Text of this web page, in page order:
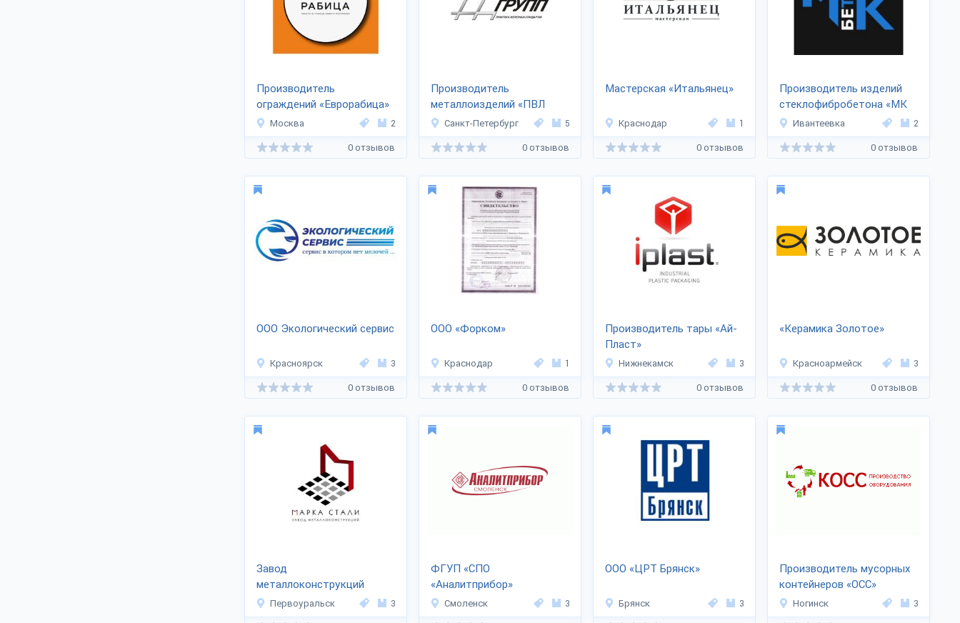
Производитель
ограждений «Еврорабица»
Москва 2
0 отзывов
Производитель
металлоизделий «ПВЛ
-ГРУПП»
Санкт-Петербург 5
0 отзывов
Мастерская «Итальянец»
Краснодар 1
0 отзывов
Производитель изделий
стеклофибробетона «МК
Бетон»
Ивантеевка 2
0 отзывов
ООО Экологический сервис
Красноярск 3
0 отзывов
ООО «Форком»
Краснодар 1
0 отзывов
Производитель тары «Ай-
Пласт»
Нижнекамск 3
0 отзывов
«Керамика Золотое»
Красноармейск 3
0 отзывов
Завод
металлоконструкций
«МАРКА СТАЛИ»
Первоуральск 3
ФГУП «СПО
«Аналитприбор»
Смоленск 3
ООО «ЦРТ Брянск»
Брянск 3
Производитель мусорных
контейнеров «ОСС»
Ногинск 3